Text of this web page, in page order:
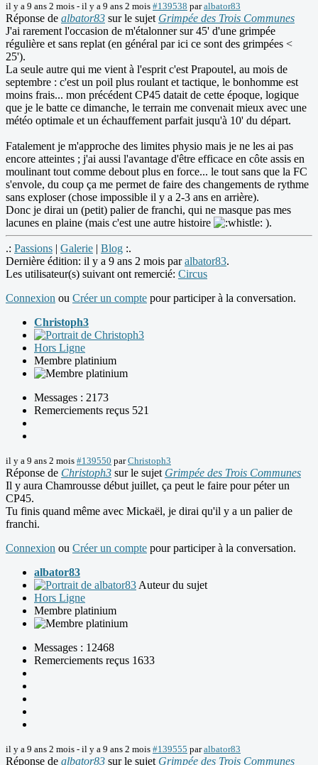
il y a 9 ans 2 mois - il y a 9 ans 2 mois #139538 paralbator83
Réponse de albator83 sur le sujet Grimpée des Trois Communes
J'ai rarement l'occasion de m'étalonner sur 45' d'une grimpée
régulière et sans replat (en général par ici ce sont des grimpées <
25').
La seule autre qui me vient à l'esprit c'est Prapoutel, au mois de
septembre : c'est un poil plus roulant et tactique, le bonhomme est
moins frais... mon précédent CP45 datait de cette époque, logique
que je le batte ce dimanche, le terrain me convenait mieux avec une
météo optimale et un échauffement parfait jusqu'à 10' du départ.
Fatalement je m'approche des limites physio mais je ne les ai pas
encore atteintes ; j'ai aussi l'avantage d'être efficace en côte assis en
moulinant tout comme debout plus en force... le tout sans que la FC
s'envole, du coup ça me permet de faire des changements de rythme
sans exploser (chose impossible il y a 2-3 ans en arrière).
Donc je dirai un (petit) palier de franchi, qui ne masque pas mes
lacunes en plaine (mais c'est une autre histoire
).
.: Passions | Galerie | Blog :.
Dernière édition: il y a 9 ans 2 mois paralbator83.
Les utilisateur(s) suivant ont remercié: Circus
Connexion ou Créer un compte pour participer à la conversation.
Christoph3
Hors Ligne
Membre platinium
Messages : 2173
Remerciements reçus 521
il y a 9 ans 2 mois #139550 parChristoph3
Réponse de Christoph3 sur le sujet Grimpée des Trois Communes
Il y aura Chamrousse début juillet, ça peut le faire pour péter un
CP45.
Tu finis quand même avec Mickaël, je dirai qu'il y a un palier de
franchi.
Connexion ou Créer un compte pour participer à la conversation.
albator83
Auteur du sujet
Hors Ligne
Membre platinium
Messages : 12468
Remerciements reçus 1633
il y a 9 ans 2 mois - il y a 9 ans 2 mois #139555 paralbator83
Réponse de albator83 sur le sujet Grimpée des Trois Communes